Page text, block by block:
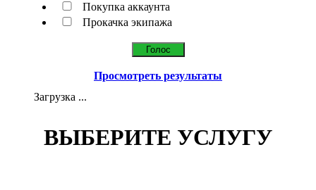
Покупка аккаунта
Прокачка экипажа
Просмотреть результаты
Загрузка ...
ВЫБЕРИТЕ УСЛУГУ